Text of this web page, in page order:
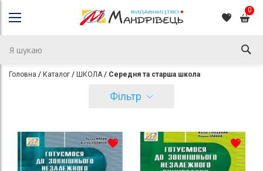
0
Головна Каталог ШКОЛА Середня та старша школа
Фільтр